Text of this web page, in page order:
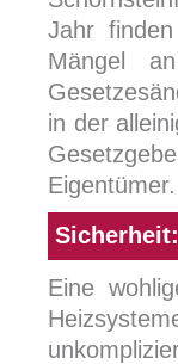
Jahr
Mängel
in der
Eigentümer.
Sicherheit:
Eine